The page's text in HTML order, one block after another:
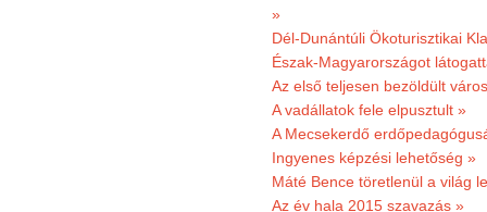
»
Dél-Dunántúli Ökoturisztikai
Észak-Magyarországot
Az első teljesen bezöldült
A vadállatok fele elpusztult »
A Mecsekerdő
Ingyenes képzési lehetőség »
Máté Bence töretlenül a világ
Az év hala 2015 szavazás »